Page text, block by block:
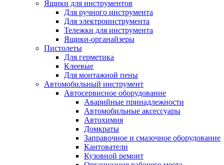
Ящики для инструментов
Для ручного инструмента
Для электроинструмента
Тележки для инструмента
Ящики-органайзеры
Пистолеты
Для герметика
Клеевые
Для монтажной пены
Автомобильный инструмент
Автосервисное оборудование
Аварийные принадлежности
Автомобильные аксессуары
Автохимия
Домкраты
Заправочное и смазочное оборудование
Кантователи
Кузовной ремонт